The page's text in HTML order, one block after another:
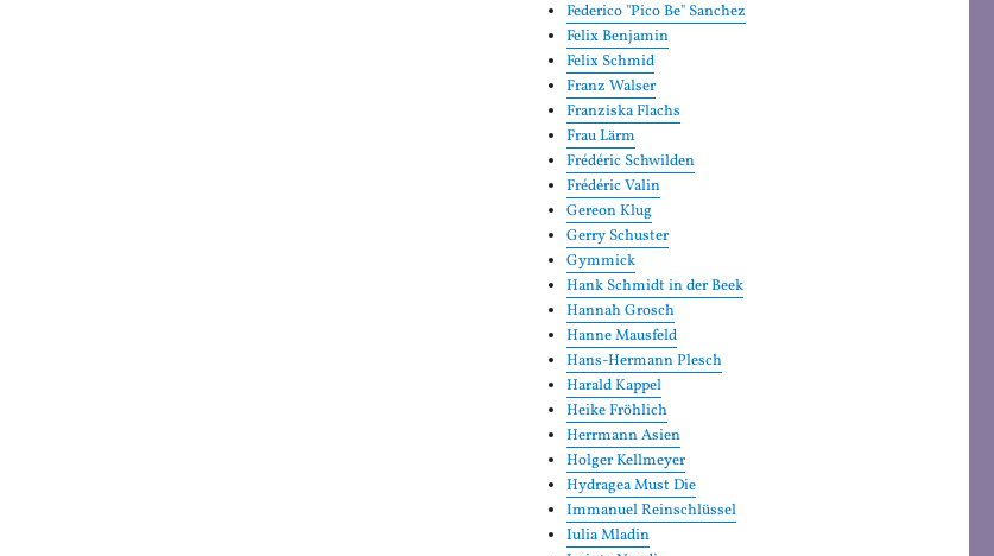
Federico "Pico Be" Sanchez
Felix Benjamin
Felix Schmid
Franz Walser
Franziska Flachs
Frau Lärm
Frédéric Schwilden
Frédéric Valin
Gereon Klug
Gerry Schuster
Gymmick
Hank Schmidt in der Beek
Hannah Grosch
Hanne Mausfeld
Hans-Hermann Plesch
Harald Kappel
Heike Fröhlich
Herrmann Asien
Holger Kellmeyer
Hydragea Must Die
Immanuel Reinschlüssel
Iulia Mladin